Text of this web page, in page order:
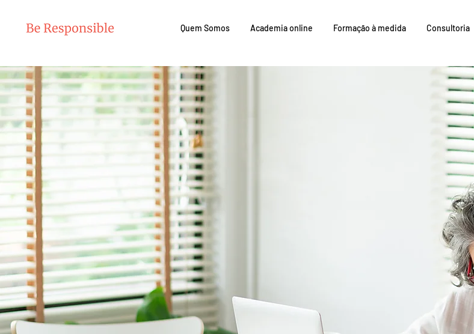
Quem Somos Academia online Formação à medida Consultoria